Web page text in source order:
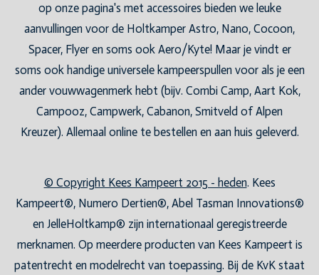
op onze pagina's met accessoires bieden we leuke
aanvullingen voor de Holtkamper Astro, Nano, Cocoon,
Spacer, Flyer en soms ook Aero/Kyte! Maar je vindt er
soms ook handige universele kampeerspullen voor als je een
ander vouwwagenmerk hebt (bijv. Combi Camp, Aart Kok,
Campooz, Campwerk, Cabanon, Smitveld of Alpen
Kreuzer). Allemaal online te bestellen en aan huis geleverd.
© Copyright Kees Kampeert 2015 - heden. Kees
Kampeert®, Numero Dertien®, Abel Tasman Innovations®
en JelleHoltkamp® zijn internationaal geregistreerde
merknamen. Op meerdere producten van Kees Kampeert is
patentrecht en modelrecht van toepassing. Bij de KvK staat